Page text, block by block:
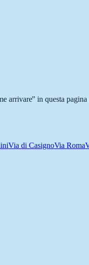
in questa pagina
Via di CasignoVia Roma